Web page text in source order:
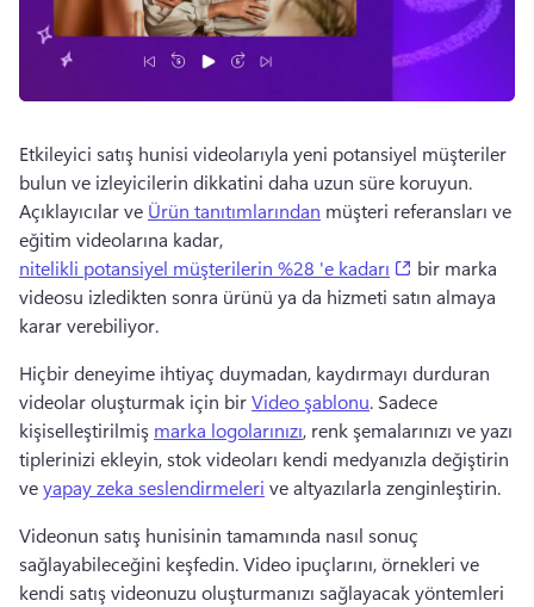
Etkileyici satış hunisi videolarıyla yeni potansiyel müşteriler
Açıklayıcılar ve Ürün tanıtımlarından müşteri referansları ve
eğitim videolarına kadar,
nitelikli potansiyel müşterilerin %28 'e kadarı
(opens in a
bir marka
videosu izledikten sonra ürünü ya da hizmeti satın almaya
karar verebiliyor.
Hiçbir deneyime ihtiyaç duymadan, kaydırmayı durduran
videolar oluşturmak için bir Video şablonu. Sadece
kişiselleştirilmiş marka logolarınızı, renk şemalarınızı ve yazı
tiplerinizi ekleyin, stok videoları kendi medyanızla değiştirin
ve yapay zeka seslendirmeleri ve altyazılarla zenginleştirin.
Videonun satış hunisinin tamamında nasıl sonuç
sağlayabileceğini keşfedin. Video ipuçlarını, örnekleri ve
kendi satış videonuzu oluşturmanızı sağlayacak yöntemleri